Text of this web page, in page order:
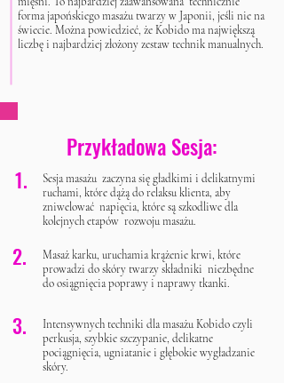
forma japońskiego masażu twarzy w Japonii, jeśli nie na
świecie. Można powiedzieć, że Kobido ma największą
liczbę i najbardziej złożony zestaw technik manualnych.
Przykładowa Sesja:
1.
Sesja masażu zaczyna się gładkimi i delikatnymi
ruchami, które dążą do relaksu klienta, aby
zniwelować napięcia, które są szkodliwe dla
kolejnych etapów rozwoju masażu.
2.
Masaż karku, uruchamia krążenie krwi, które
prowadzi do skóry twarzy składniki niezbędne
do osiągnięcia poprawy i naprawy tkanki.
3.
Intensywnych techniki dla masażu Kobido czyli
perkusja, szybkie szczypanie, delikatne
pociągnięcia, ugniatanie i głębokie wygładzanie
skóry.